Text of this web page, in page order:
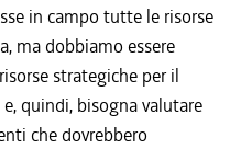
in campo tutte le risorse
ma dobbiamo essere
strategiche per il
quindi, bisogna valutare
che dovrebbero